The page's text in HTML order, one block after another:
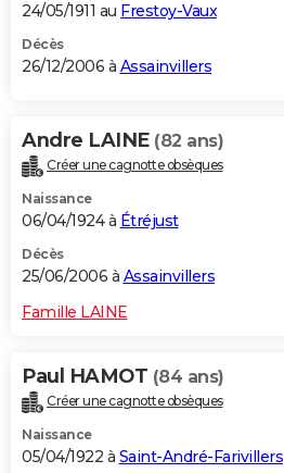
24/05/1911 au Frestoy-Vaux
Décès
26/12/2006 à Assainvillers
Andre LAINE (82 ans)
Créer une cagnotte obsèques
Naissance
06/04/1924 à Étréjust
Décès
25/06/2006 à Assainvillers
Famille LAINE
Paul HAMOT (84 ans)
Créer une cagnotte obsèques
Naissance
05/04/1922 à Saint-André-Farivillers